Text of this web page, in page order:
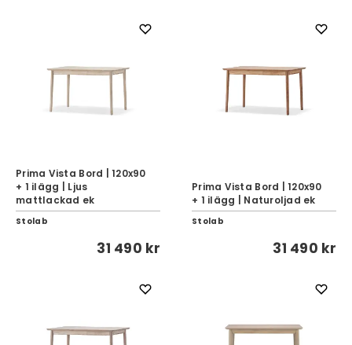
Prima Vista Bord | 120x90
+ 1 ilägg | Ljus
mattlackad ek
Stolab
31 490 kr
Prima Vista Bord | 120x90
+ 1 ilägg | Naturoljad ek
Stolab
31 490 kr